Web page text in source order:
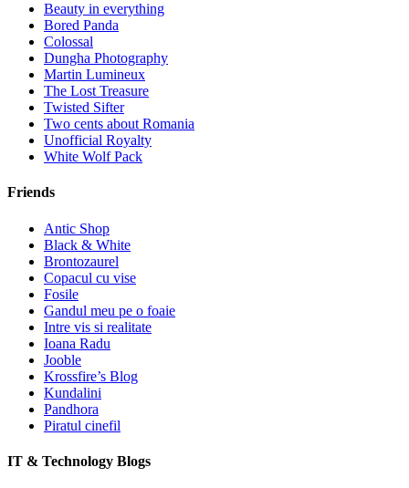
Beauty in everything
Bored Panda
Colossal
Dungha Photography
Martin Lumineux
The Lost Treasure
Twisted Sifter
Two cents about Romania
Unofficial Royalty
White Wolf Pack
Friends
Antic Shop
Black & White
Brontozaurel
Copacul cu vise
Fosile
Gandul meu pe o foaie
Intre vis si realitate
Ioana Radu
Jooble
Krossfire’s Blog
Kundalini
Pandhora
Piratul cinefil
IT & Technology Blogs